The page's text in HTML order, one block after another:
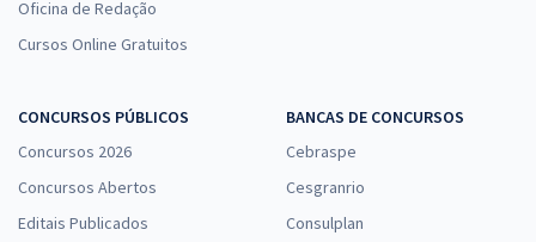
Oficina de Redação
Cursos Online Gratuitos
CONCURSOS PÚBLICOS
Concursos 2026
Concursos Abertos
Editais Publicados
BANCAS DE CONCURSOS
Cebraspe
Cesgranrio
Consulplan